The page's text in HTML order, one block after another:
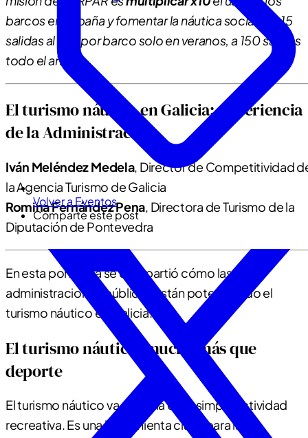
Volver a Eventos
Comparte este post
barcos en España y fomentar la náutica social. De 15
salidas al año por barco solo en veranos, a 150 salidas
todo el año.
El turismo náutico en Galicia: experiencia
de la Administración
Iván Meléndez Medela, Director de Competitividad
la Agencia Turismo de Galicia
Romina Fernández Pena, Directora de Turismo de la
Diputación de Pontevedra
En esta ponencia se compartió cómo las
administraciones públicas están potenciando el
turismo náutico en Galicia.
El turismo náutico: mucho más que
deporte
El turismo náutico va más allá de la simple actividad
recreativa. Es una herramienta clave para la